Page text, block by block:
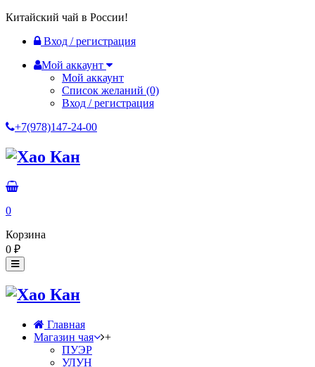
Китайский чай в России!
Вход / регистрация
Мой аккаунт
Мой аккаунт
Список желаний (0)
Вход / регистрация
+7(978)147-24-00
0
Корзина
0 ₽
Главная
Магазин чая
+
ПУЭР
УЛУН